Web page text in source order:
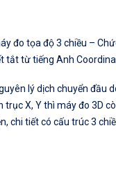
đo tọa độ 3 chiều –
tắt từ tiếng Anh
lý dịch chuyển đầu
X, Y thì máy đo 3D
chi tiết có cấu trúc 3